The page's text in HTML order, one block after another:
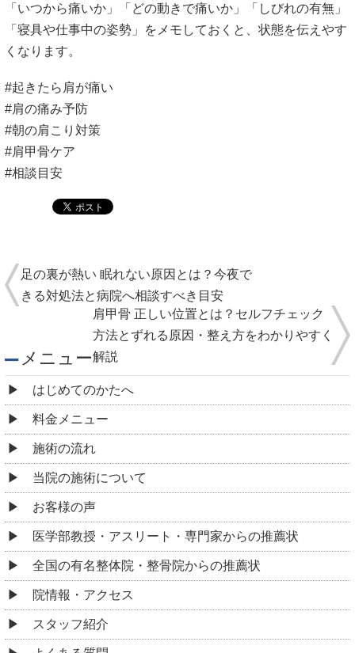
「いつから痛いか」「どの動きで痛いか」「しびれの有無」
「寝具や仕事中の姿勢」をメモしておくと、状態を伝えやす
くなります。
#起きたら肩が痛い
#肩の痛み予防
#朝の肩こり対策
#肩甲骨ケア
#相談目安
足の裏が熱い 眠れない原因とは？今夜で
きる対処法と病院へ相談すべき目安
肩甲骨 正しい位置とは？セルフチェック
方法とずれる原因・整え方をわかりやすく
解説
メニュー
はじめてのかたへ
料金メニュー
施術の流れ
当院の施術について
お客様の声
医学部教授・アスリート・専門家からの推薦状
全国の有名整体院・整骨院からの推薦状
院情報・アクセス
スタッフ紹介